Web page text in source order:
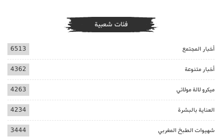
فئات شعبية
أخبار المجتمع 6513
أخبار متنوعة 4362
ميكرو لالة مولاتي 4263
العناية بالبشرة 4234
شهيوات الطبخ المغربي 3444